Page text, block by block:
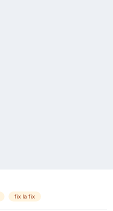
fix la fix